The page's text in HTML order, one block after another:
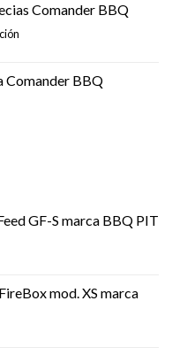
Comander BBQ
Comander BBQ
GF-S marca BBQ PIT
mod. XS marca